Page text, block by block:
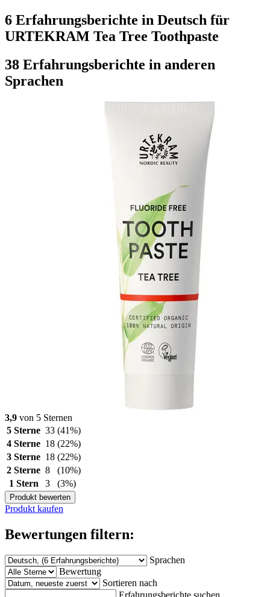
6 Erfahrungsberichte in Deutsch für
URTEKRAM Tea Tree Toothpaste
38 Erfahrungsberichte in anderen
Sprachen
3,9 von 5 Sternen
5 Sterne 33 (41%)
4 Sterne 18 (22%)
3 Sterne 18 (22%)
2 Sterne 8
(10%)
1 Stern
3 (3%)
Produkt bewerten
Produkt kaufen
Bewertungen filtern:
Sprachen
Bewertung
Sortieren nach
Erfahrungsberichte suchen